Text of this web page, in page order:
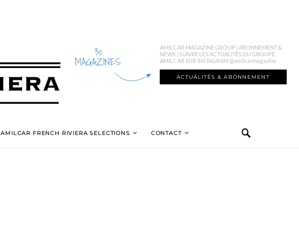
30
MAGAZINES
AMILCAR MAGAZINE GROUP | ABONNEMENT &
NEWS | SUIVRE LES ACTUALITÉS DU GROUPE
AMILCAR SUR INSTAGRAM @amilcarmagazine
ACTUALITÉS & ABONNEMENT
AMILCAR FRENCH RIVIERA SELECTIONS CONTACT